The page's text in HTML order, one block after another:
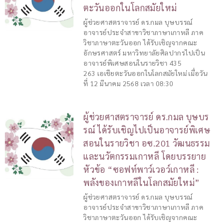
ตะวันออกในโลกสมัยใหม่
ผู้ช่วยศาสตราจารย์ ดร.กมล บุษบรรณ์
อาจารย์ประจำสาขาวิชาภาษาเกาหลี ภาค
วิชาภาษาตะวันออก ได้รับเชิญจากคณะ
อักษรศาสตร์ มหาวิทยาลัยศิลปากรไปเป็น
อาจารย์พิเศษสอนในรายวิชา 435
263 เอเชียตะวันออกในโลกสมัยใหม่ เมื่อวัน
ที่ 12 มีนาคม 2568 เวลา 08:30
ผู้ช่วยศาสตราจารย์ ดร.กมล บุษบร
รณ์ ได้รับเชิญไปเป็นอาจารย์พิเศษ
สอนในรายวิชา อซ.201 วัฒนธรรม
และนวัตกรรมเกาหลี โดยบรรยาย
หัวข้อ “ซอฟท์พาว์เวอว์เกาหลี :
พลังของเกาหลีในโลกสมัยใหม่”
ผู้ช่วยศาสตราจารย์ ดร.กมล บุษบรรณ์
อาจารย์ประจำสาขาวิชาภาษาเกาหลี ภาค
วิชาภาษาตะวันออก ได้รับเชิญจากคณะ